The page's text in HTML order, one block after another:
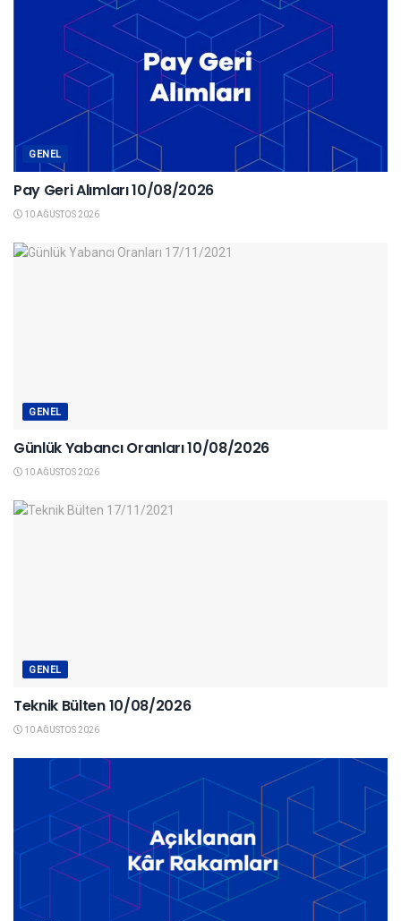
GENEL
Pay Geri Alımları 10/08/2026
10 AĞUSTOS 2026
GENEL
Günlük Yabancı Oranları 10/08/2026
10 AĞUSTOS 2026
GENEL
Teknik Bülten 10/08/2026
10 AĞUSTOS 2026